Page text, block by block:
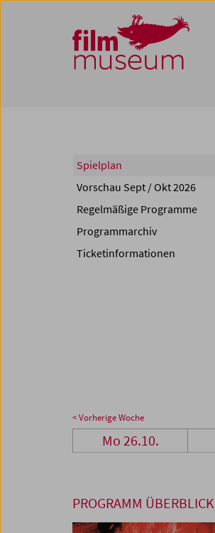
Zum Inhalt
Zum Hauptmenü
Zur Servicenavigation
Zum Suche
Spielplan
Vorschau Sept / Okt 2026
Regelmäßige Programme
Programmarchiv
Ticketinformationen
< Vorherige Woche
Mo 26.10.
PROGRAMM ÜBERBLICK